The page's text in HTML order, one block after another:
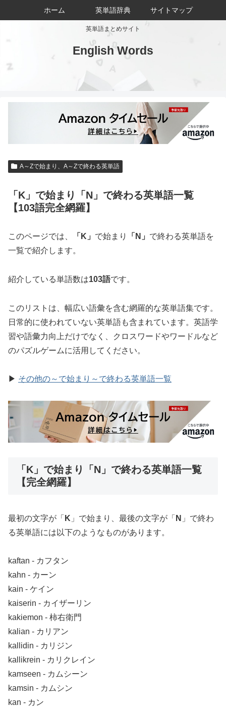
英単語まとめサイト
English Words
ホーム 英単語辞典 サイトマップ
A～Zで始まり、A～Zで終わる英単語
「K」で始まり「N」で終わる英単語一覧
【103語完全網羅】
このページでは、 「K」 で始まり 「N」 で終わる英単語を
一覧で紹介します。
紹介している単語数は103語です。
このリストは、幅広い語彙を含む網羅的な英単語集です。
日常的に使われていない英単語も含まれています。英語学
習や語彙力向上だけでなく、クロスワードやワードルなど
のパズルゲームに活用してください。
▶ その他の～で始まり～で終わる英単語一覧
「K」で始まり「N」で終わる英単語一覧
【完全網羅】
最初の文字が「 K 」で始まり、最後の文字が「 N 」で終わ
る英単語には以下のようなものがあります。
kaftan ‐ カフタン
kahn ‐ カーン
kain ‐ ケイン
kaiserin ‐ カイザーリン
kakiemon ‐ 柿右衛門
kalian ‐ カリアン
kallidin ‐ カリジン
kallikrein ‐ カリクレイン
kamseen ‐ カムシーン
kamsin ‐ カムシン
kan ‐ カン